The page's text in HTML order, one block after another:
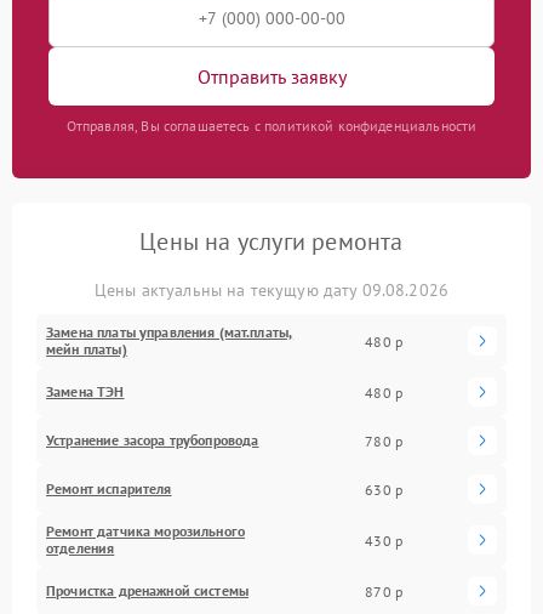
Отправить заявку
Отправляя, Вы соглашаетесь с политикой конфиденциальности
Цены на услуги ремонта
Цены актуальны на текущую дату 09.08.2026
Замена платы управления (мат.платы,
мейн платы)
480 р
Замена ТЭН 480 р
Устранение засора трубопровода 780 р
Ремонт испарителя 630 р
Ремонт датчика морозильного
отделения
430 р
Прочистка дренажной системы 870 р